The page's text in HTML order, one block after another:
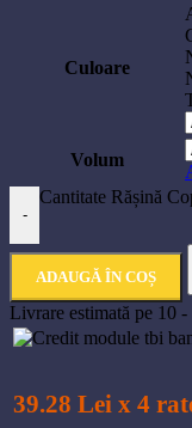
Culoare
Volum
-
Cantitate Rășină
ADAUGĂ ÎN COȘ
Livrare estimată pe 10
39.28 Lei x 4